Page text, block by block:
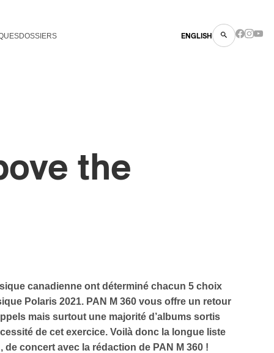
DOSSIERS ENGLISH
the
canadienne ont déterminé chacun 5 choix
Polaris 2021. PAN M 360 vous offre un retour
mais surtout une majorité d’albums sortis
de cet exercice. Voilà donc la longue liste
concert avec la rédaction de PAN M 360 !